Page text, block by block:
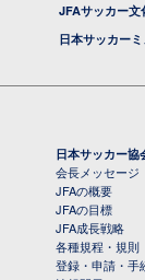
JFAサッカー
日本サッカー
日本サッカー協
会長メッセージ
JFAの概要
JFAの目標
JFA成長戦略
各種規程・規則
登録・申請・手